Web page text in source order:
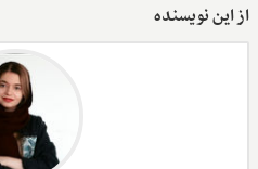
از این نویسنده